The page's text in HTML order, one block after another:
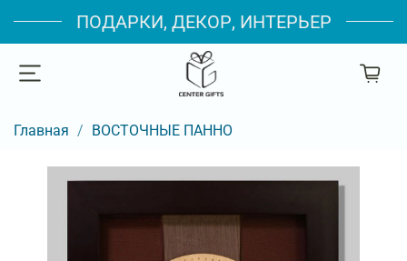
ПОДАРКИ, ДЕКОР, ИНТЕРЬЕР
Главная ВОСТОЧНЫЕ ПАННО